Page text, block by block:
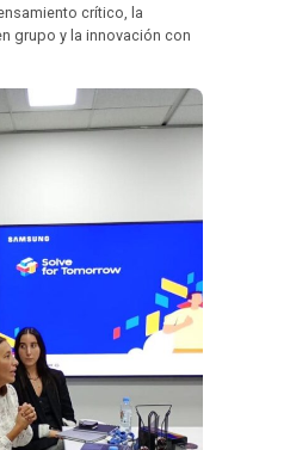
crítico, la
grupo y la innovación con